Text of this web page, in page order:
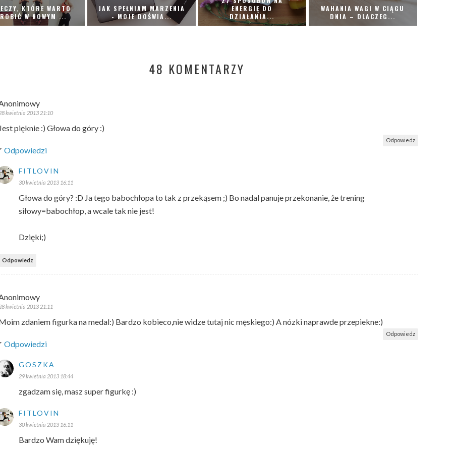
KTÓRE WARTO
W NOWYM ...
JAK SPEŁNIAM MARZENIA
- MOJE DOŚWIA...
ENERGIĘ DO
DZIAŁANIA...
WAHANIA WAGI W CIĄGU
DNIA – DLACZEG...
48 KOMENTARZY
kwietnia 2013 21:10
pięknie :) Głowa do góry :)
Odpowiedz
Odpowiedzi
FITLOVIN
30 kwietnia 2013 16:11
Głowa do góry? :D Ja tego babochłopa to tak z przekąsem ;) Bo nadal panuje przekonanie, że trening
siłowy=babochłop, a wcale tak nie jest!
Dzięki;)
Odpowiedz
kwietnia 2013 21:11
zdaniem figurka na medal:) Bardzo kobieco,nie widze tutaj nic męskiego:) A nózki naprawde przepiekne:)
Odpowiedz
Odpowiedzi
GOSZKA
29 kwietnia 2013 18:44
zgadzam się, masz super figurkę :)
FITLOVIN
30 kwietnia 2013 16:11
Bardzo Wam dziękuję!